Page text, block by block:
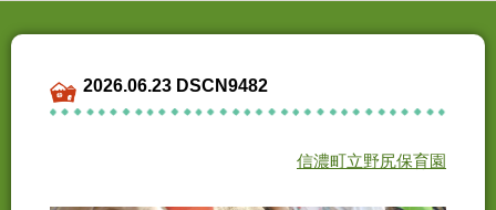
2026.06.23 DSCN9482
信濃町立野尻保育園